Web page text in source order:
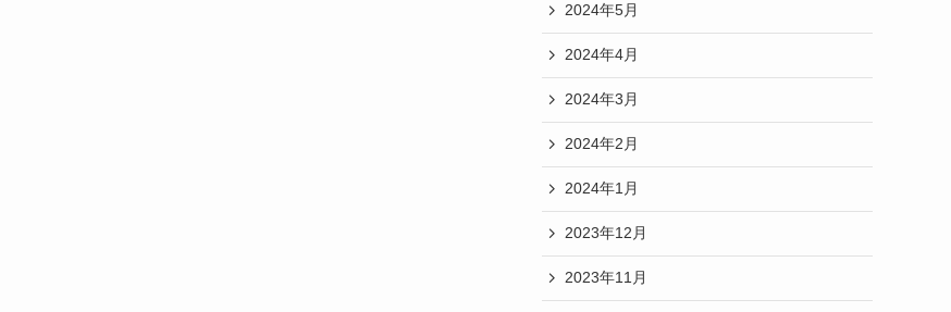
2024年5月
2024年4月
2024年3月
2024年2月
2024年1月
2023年12月
2023年11月